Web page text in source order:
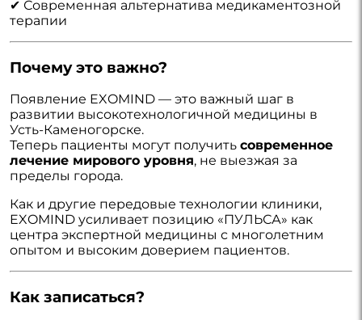
✔ Современная альтернатива медикаментозной
терапии
Почему это важно?
Появление EXOMIND — это важный шаг в
развитии высокотехнологичной медицины в
Усть-Каменогорске.
Теперь пациенты могут получить современное
лечение мирового уровня, не выезжая за
пределы города.
Как и другие передовые технологии клиники,
EXOMIND усиливает позицию «ПУЛЬСА» как
центра экспертной медицины с многолетним
опытом и высоким доверием пациентов.
Как записаться?